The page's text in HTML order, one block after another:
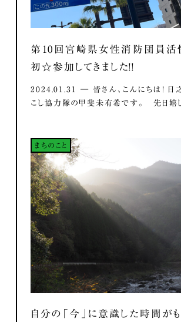
第10回宮崎県女性消防団員活
初☆参加してきました！！
2024.01.31 ― 皆さん、こんにちは！ 日
こし協力隊の甲斐未有希です。 先日嬉
まちのこと
自分の「今」に意識した時間が